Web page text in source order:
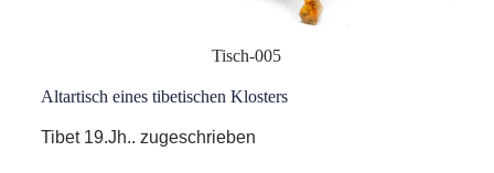
Tisch-005
Altartisch eines tibetischen Klosters
Tibet 19.Jh.. zugeschrieben